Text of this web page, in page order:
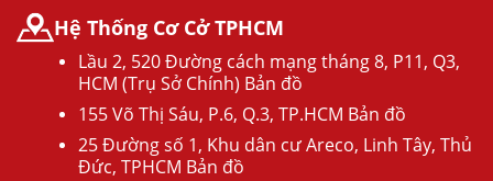
Hệ Thống Cơ Cở TPHCM
Lầu 2, 520 Đường cách mạng tháng 8, P11, Q3,
HCM (Trụ Sở Chính) Bản đồ
155 Võ Thị Sáu, P.6, Q.3, TP.HCM Bản đồ
25 Đường số 1, Khu dân cư Areco, Linh Tây, Thủ
Đức, TPHCM Bản đồ